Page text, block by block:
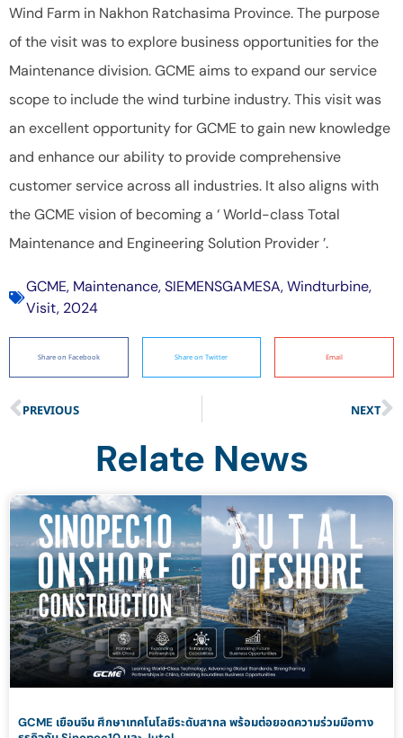
Wind Farm in Nakhon Ratchasima Province. The purpose
of the visit was to explore business opportunities for the
Maintenance division. GCME aims to expand our service
scope to include the wind turbine industry. This visit was
an excellent opportunity for GCME to gain new knowledge
and enhance our ability to provide comprehensive
customer service across all industries. It also aligns with
the GCME vision of becoming a ‘ World-class Total
Maintenance and Engineering Solution Provider ’.
GCME, Maintenance,SIEMENSGAMESA,Windturbine,
Visit, 2024
Share on Facebook Share on Twitter Email
PREVIOUS NEXT
Relate News
GCME เยือนจีน ศึกษาเทคโนโลยีระดับสากล พร้อมต่อยอดความร่วมมือทาง